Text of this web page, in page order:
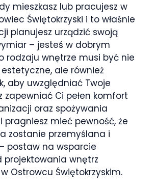
mieszkasz lub pracujesz w
Świętokrzyski i to właśnie
planujesz urządzić swoją
– jesteś w dobrym
rodzaju wnętrze musi być nie
ale również
aby uwzględniać Twoje
zapewniać Ci pełen komfort
oraz spożywania
pragniesz mieć pewność, że
zostanie przemyślana i
postaw na wsparcie
projektowania wnętrz
Ostrowcu Świętokrzyskim.